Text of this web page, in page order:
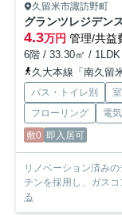
久留米市諏訪野町
グランツレジデン
4.3万円 管理/共益
6階 / 33.30㎡ /
久大本線「南久留
バス・トイレ別
フローリング
電
敷0 即入居可
リノベーション済み
チンを採用し、ガス
る